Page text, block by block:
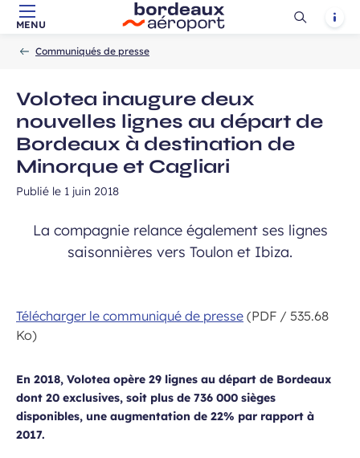
Aller au contenu principal
Aller à la navigation
Aller à la
MENU
Ouvrir
Communiqués de presse
Volotea inaugure deux
nouvelles lignes au départ de
Bordeaux à destination de
Minorque et Cagliari
Publié le 1 juin 2018
La compagnie relance également ses lignes
saisonnières vers Toulon et Ibiza.
Télécharger le communiqué de presse (PDF / 535.68
Ko)
En 2018, Volotea opère 29 lignes au départ de Bordeaux
dont 20 exclusives, soit plus de 736 000 sièges
disponibles, une augmentation de 22% par rapport à
2017.